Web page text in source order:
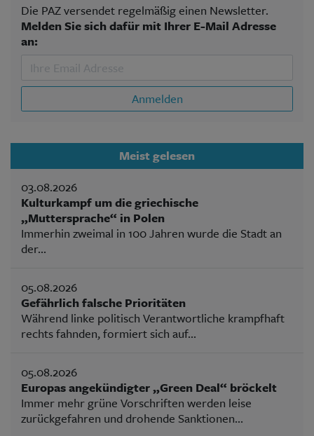
Die PAZ versendet regelmäßig einen Newsletter.
Melden Sie sich dafür mit Ihrer E-Mail Adresse
an:
Anmelden
Meist gelesen
03.08.2026
Kulturkampf um die griechische
„Muttersprache“ in Polen
Immerhin zweimal in 100 Jahren wurde die Stadt an
der...
05.08.2026
Gefährlich falsche Prioritäten
Während linke politisch Verantwortliche krampfhaft
rechts fahnden, formiert sich auf...
05.08.2026
Europas angekündigter „Green Deal“ bröckelt
Immer mehr grüne Vorschriften werden leise
zurückgefahren und drohende Sanktionen...